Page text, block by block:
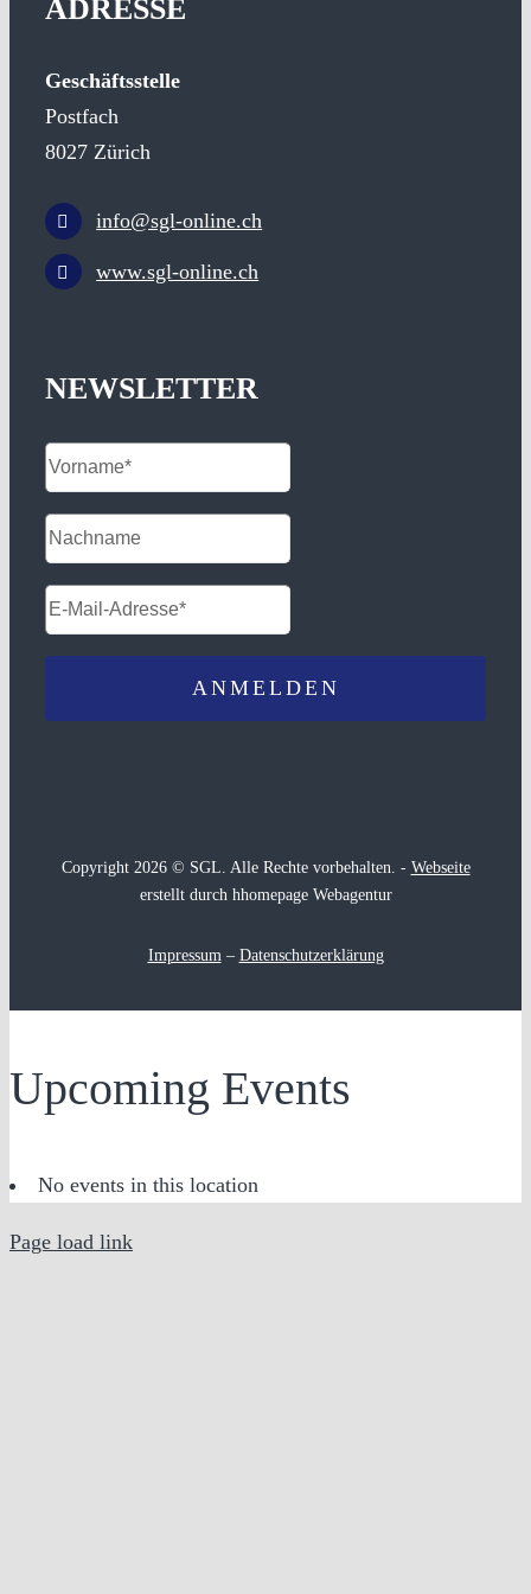
ADRESSE
Geschäftsstelle
Postfach
8027 Zürich
info@sgl-online.ch
www.sgl-online.ch
NEWSLETTER
Copyright 2026 © SGL. Alle Rechte vorbehalten. - Webseite
erstellt durch hhomepage Webagentur
Impressum– Datenschutzerklärung
Upcoming Events
No events in this location
Page load link